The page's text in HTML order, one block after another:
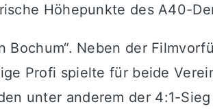
Höhepunkte des A40-
Bochum“. Neben der
Profi spielte für beide
unter anderem der 4:1-